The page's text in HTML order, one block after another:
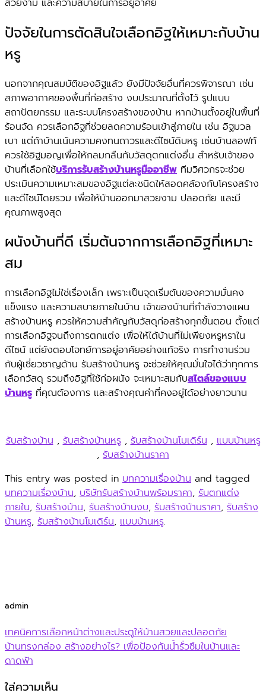
ปัจจัยในการตัดสินใจเลือกอิฐให้เหมาะกับบ้าน
หรู
นอกจากคุณสมบัติของอิฐแล้ว ยังมีปัจจัยอื่นที่ควรพิจารณา เช่น
สภาพอากาศของพื้นที่ก่อสร้าง งบประมาณที่ตั้งไว้ รูปแบบ
สถาปัตยกรรม และระบบโครงสร้างของบ้าน หากบ้านตั้งอยู่ในพื้นที่
ร้อนจัด ควรเลือกอิฐที่ช่วยลดความร้อนเข้าสู่ภายใน เช่น อิฐมวล
เบา แต่ถ้าบ้านเน้นความคงทนถาวรและดีไซน์ดิบหรู เช่นบ้านลอฟท์
ควรใช้อิฐมอญเพื่อให้กลมกลืนกับวัสดุตกแต่งอื่น สำหรับเจ้าของ
บ้านที่เลือกใช้บริการรับสร้างบ้านหรูมืออาชีพ ทีมวิศวกรจะช่วย
ประเมินความเหมาะสมของอิฐแต่ละชนิดให้สอดคล้องกับโครงสร้าง
และดีไซน์โดยรวม เพื่อให้บ้านออกมาสวยงาม ปลอดภัย และมี
คุณภาพสูงสุด
ผนังบ้านที่ดี เริ่มต้นจากการเลือกอิฐที่เหมาะ
สม
การเลือกอิฐไม่ใช่เรื่องเล็ก เพราะเป็นจุดเริ่มต้นของความมั่นคง
แข็งแรง และความสบายภายในบ้าน เจ้าของบ้านที่กำลังวางแผน
สร้างบ้านหรู ควรให้ความสำคัญกับวัสดุก่อสร้างทุกขั้นตอน ตั้งแต่
การเลือกอิฐจนถึงการตกแต่ง เพื่อให้ได้บ้านที่ไม่เพียงหรูหราใน
ดีไซน์ แต่ยังตอบโจทย์การอยู่อาศัยอย่างแท้จริง การทำงานร่วม
กับผู้เชี่ยวชาญด้าน รับสร้างบ้านหรู จะช่วยให้คุณมั่นใจได้ว่าทุกการ
เลือกวัสดุ รวมถึงอิฐที่ใช้ก่อผนัง จะเหมาะสมกับสไตล์ของแบบ
บ้านหรู ที่คุณต้องการ และสร้างคุณค่าที่คงอยู่ได้อย่างยาวนาน
รับสร้างบ้าน,รับสร้างบ้านหรู,รับสร้างบ้านโมเดิร์น,แบบบ้านหรู
, รับสร้างบ้านราคา
This entry was posted in บทความเรื่องบ้าน and tagged
บทความเรื่องบ้าน, บริษัทรับสร้างบ้านพร้อมราคา, รับตกแต่ง
ภายใน, รับสร้างบ้าน, รับสร้างบ้านงบ, รับสร้างบ้านราคา, รับสร้าง
บ้านหรู, รับสร้างบ้านโมเดิร์น, แบบบ้านหรู.
admin
เทคนิคการเลือกหน้าต่างและประตูให้บ้านสวยและปลอดภัย
บ้านทรงกล่อง สร้างอย่างไร? เพื่อป้องกันน้ำรั่วซึมในบ้านและ
ดาดฟ้า
ใส่ความเห็น